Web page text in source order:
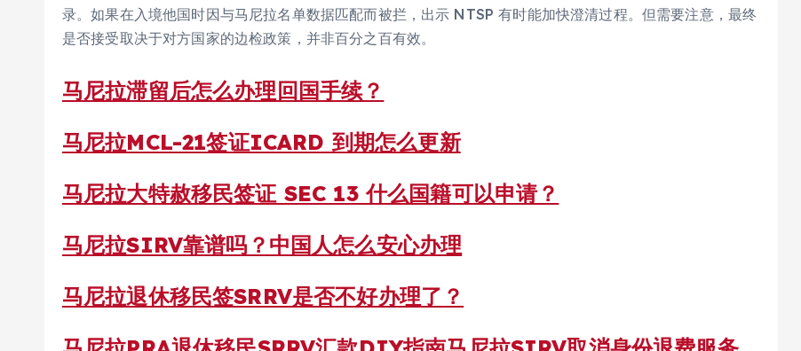
录。如果在入境他国时因与马尼拉名单数据匹配而被拦，出示 NTSP 有时能加快澄清过程。但需要注意，最终
是否接受取决于对方国家的边检政策，并非百分之百有效。
马尼拉滞留后怎么办理回国手续？
马尼拉MCL-21签证ICARD 到期怎么更新
马尼拉大特赦移民签证 SEC 13 什么国籍可以申请？
马尼拉SIRV靠谱吗？中国人怎么安心办理
马尼拉退休移民签SRRV是否不好办理了？